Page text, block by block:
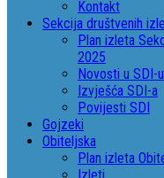
Kontakt
Sekcija društvenih
Plan izleta
2025
Novosti u SDI-u
Izvješća SDI-a
Povijesti SDI
Gojzeki
Obiteljska
Plan izleta